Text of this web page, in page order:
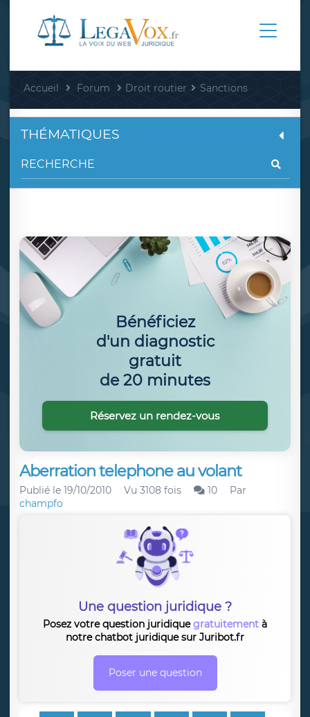
Accueil Forum Droit routier Sanctions
Aberration telephone au volant
Publié le 19/10/2010 Vu 3108 fois 10
Par
champfo
Une question juridique ?
Posez votre question juridiquegratuitement à
notre chatbot juridique sur Juribot.fr
Poser une question
THÉMATIQUES
Bénéficiez
d'un diagnostic
gratuit
de 20 minutes
Réservez un rendez-vous